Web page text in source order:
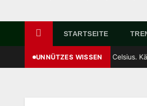
STARTSEITE
UNNÜTZES WISSEN
Grad Celsius. Kälter geht kaum.